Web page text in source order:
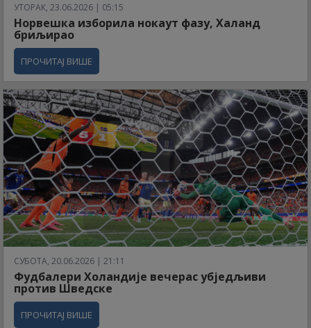
УТОРАК, 23.06.2026 | 05:15
Норвешка изборила нокаут фазу, Халанд
бриљирао
ПРОЧИТАЈ ВИШЕ
СУБОТА, 20.06.2026 | 21:11
Фудбалери Холандије вечерас убједљиви
против Шведске
ПРОЧИТАЈ ВИШЕ